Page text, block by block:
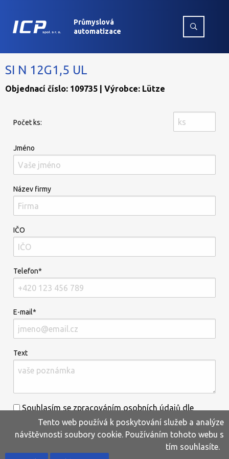
Průmyslová
automatizace
SI N 12G1,5 UL
Objednací číslo: 109735 | Výrobce: Lütze
Počet ks:
Jméno
Název firmy
IČO
Telefon*
E-mail*
Text
Souhlasím se zpracováním osobních údajů dle
informací uvedenýchzde.*
Tento web používá k poskytování služeb a analýze
návštěvnosti soubory cookie. Používáním tohoto webu s
tím souhlasíte.